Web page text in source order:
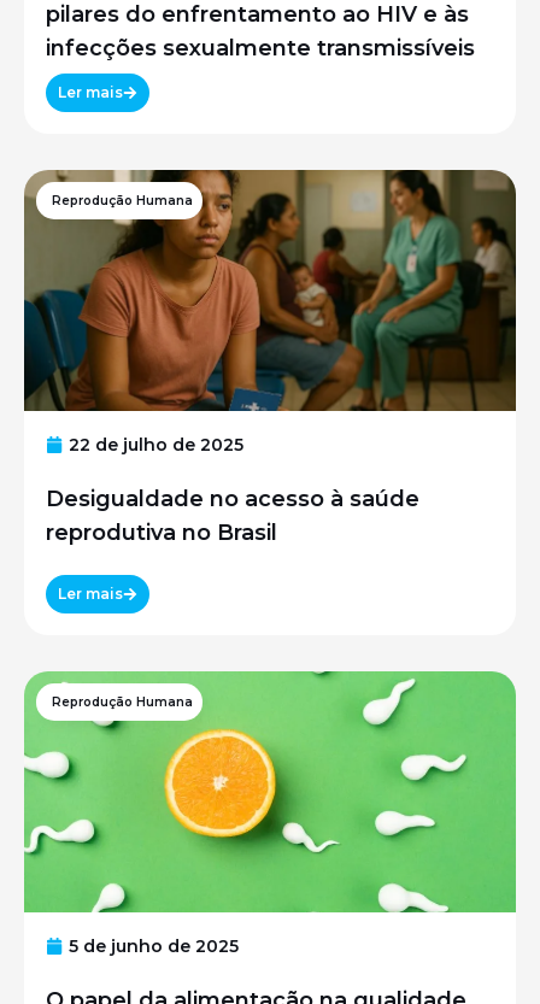
pilares do enfrentamento ao HIV e às
infecções sexualmente transmissíveis
Ler mais
Reprodução Humana
22 de julho de 2025
Desigualdade no acesso à saúde
reprodutiva no Brasil
Ler mais
Reprodução Humana
5 de junho de 2025